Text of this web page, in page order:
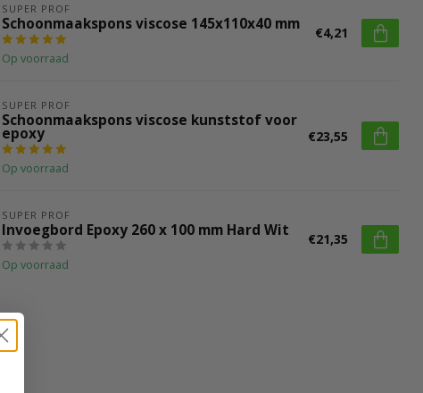
SUPER PROF
Schoonmaakspons viscose 145x110x40 mm
Op voorraad
€4,21
SUPER PROF
Schoonmaakspons viscose kunststof voor
epoxy
Op voorraad
€23,55
SUPER PROF
Invoegbord Epoxy 260 x 100 mm Hard Wit
Op voorraad
€21,35